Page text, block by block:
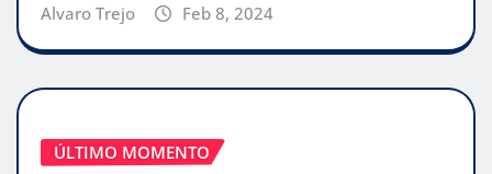
Alvaro Trejo Feb 8, 2024
ÚLTIMO MOMENTO